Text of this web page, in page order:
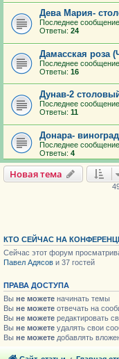
Дева Мария-
Последнее сообщение
Ответы: 24
Дамасская роза
Последнее сообщение
Ответы: 16
Дунав-2
Последнее сообщение
Ответы: 11
Донара-
Последнее сообщение
Ответы: 4
Новая тема
КТО СЕЙЧАС НА
Сейчас этот форум
Павел Адясов и 37 гостей
ПРАВА ДОСТУПА
Вы не можете начинать темы
Вы не можете отвечать на
Вы не можете редактировать
Вы не можете удалять свои
Вы не можете добавлять